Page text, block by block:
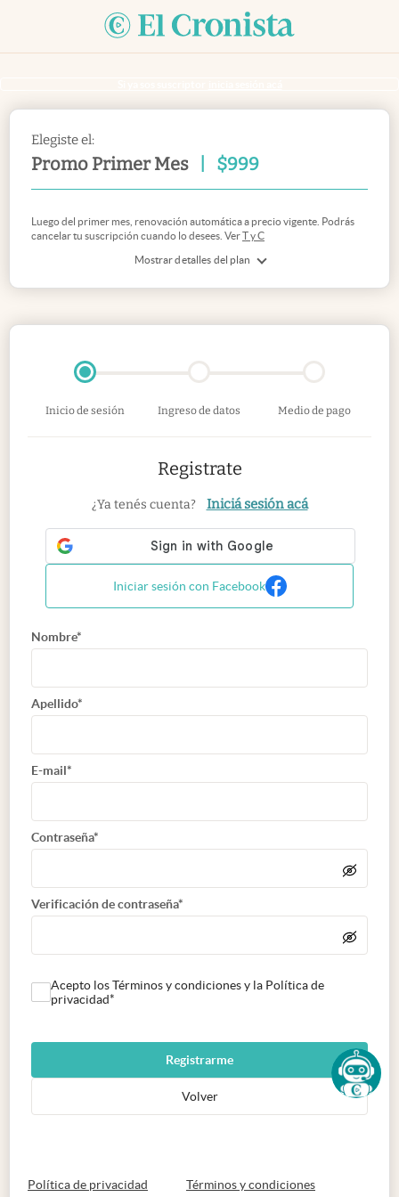
Elegiste el:
Promo Primer Mes $999
Mostrar detalles del plan
Luego del primer mes, renovación automática a precio vigente. Podrás
cancelar tu suscripción cuando lo desees. VerT y C
Inicio de sesión Ingreso de datos Medio de pago
Registrate
¿Ya tenés cuenta? Iniciá sesión acá
Iniciar sesión con Facebook
Nombre*
Apellido*
E-mail*
Contraseña*
Verificación de contraseña*
Acepto los Términos y condiciones y la Política de
privacidad*
Registrarme
Volver
Política de privacidad abre en nueva pestaña
Términos y condicionesabre en nueva